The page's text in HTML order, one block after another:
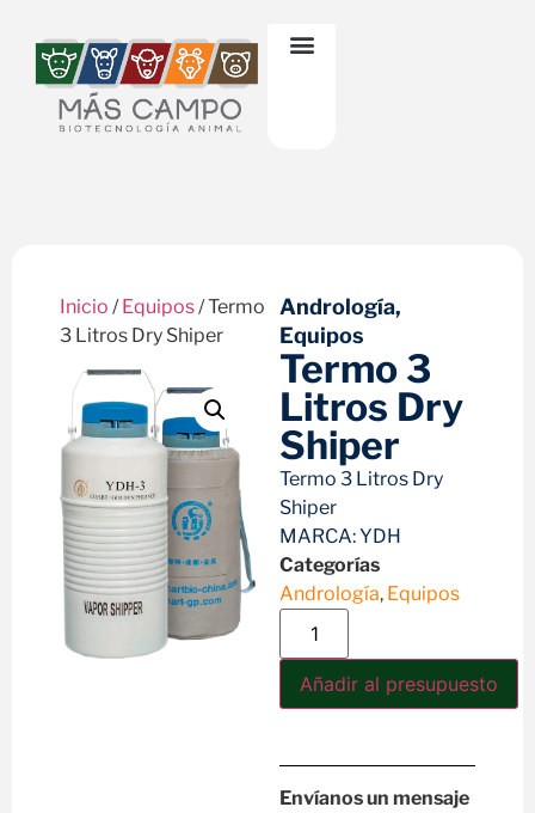
Inicio /Equipos/ Termo
3 Litros Dry Shiper
Andrología,
Equipos
Termo 3
Litros Dry
Shiper
Termo 3 Litros Dry
Shiper
MARCA: YDH
Categorías
Andrología, Equipos
Añadir al presupuesto
Envíanos un mensaje